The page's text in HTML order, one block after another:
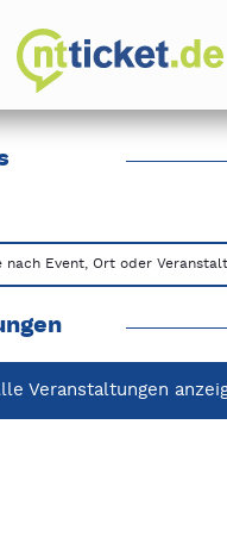
überspringen
nach Event, Ort oder
Veranstaltungen